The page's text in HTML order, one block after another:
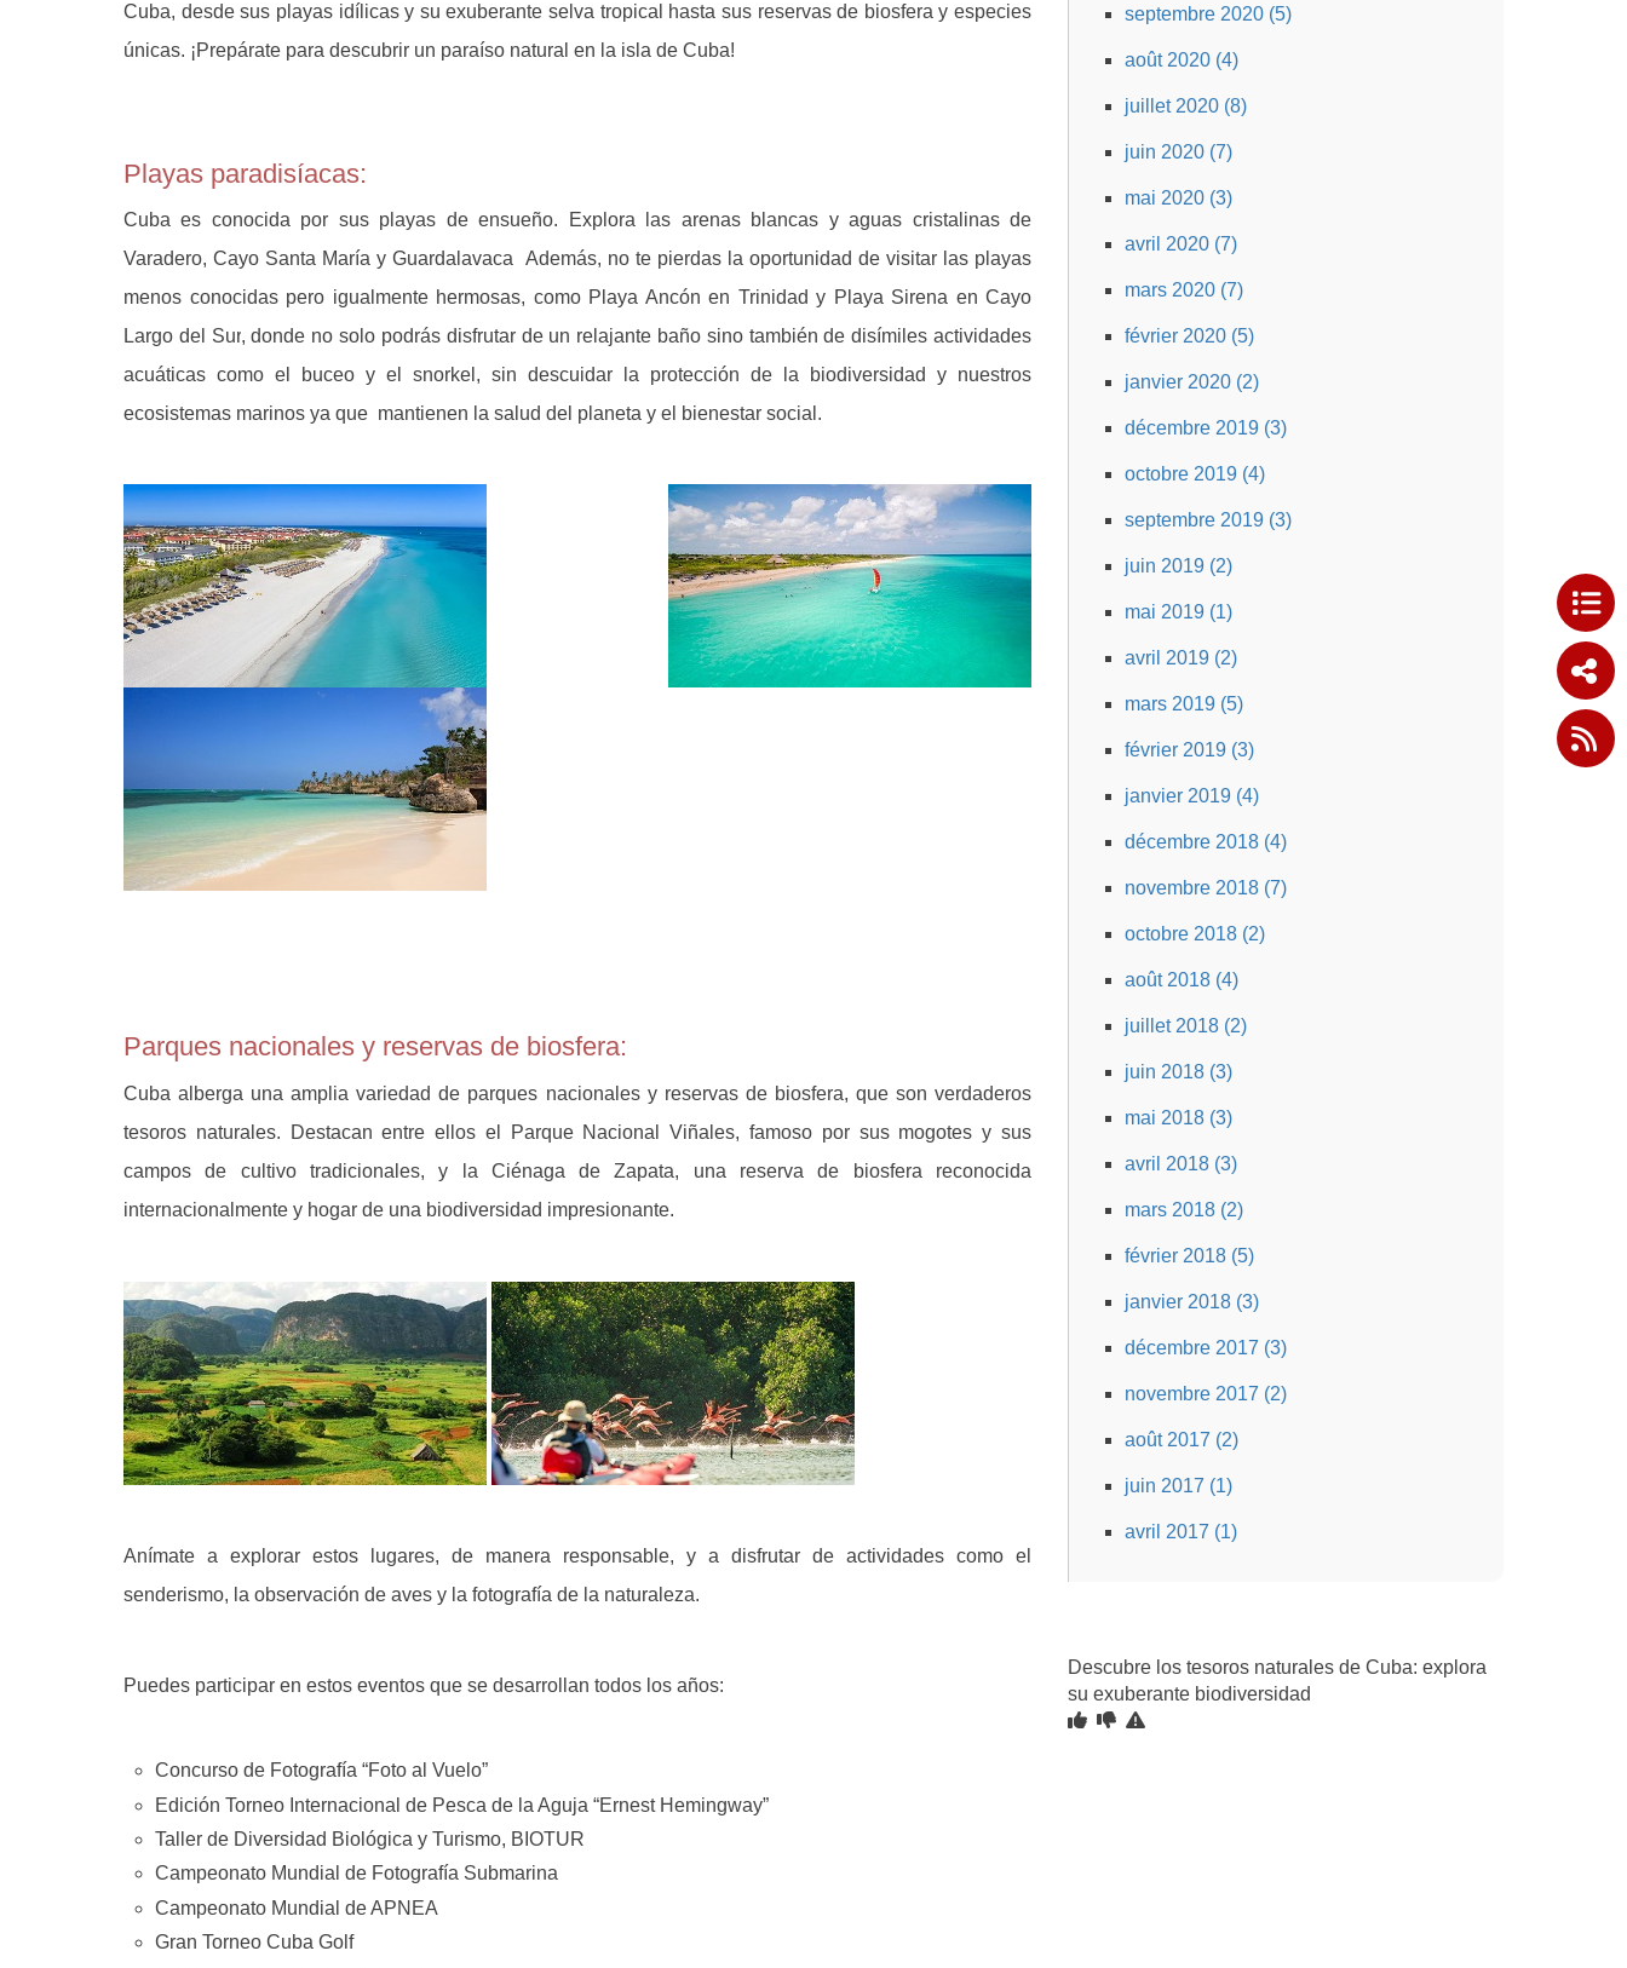
septembre 2020 (5)
août 2020 (4)
juillet 2020 (8)
juin 2020 (7)
mai 2020 (3)
avril 2020 (7)
mars 2020 (7)
février 2020 (5)
janvier 2020 (2)
décembre 2019 (3)
octobre 2019 (4)
septembre 2019 (3)
juin 2019 (2)
mai 2019 (1)
avril 2019 (2)
mars 2019 (5)
février 2019 (3)
janvier 2019 (4)
décembre 2018 (4)
novembre 2018 (7)
octobre 2018 (2)
août 2018 (4)
juillet 2018 (2)
juin 2018 (3)
mai 2018 (3)
avril 2018 (3)
mars 2018 (2)
février 2018 (5)
janvier 2018 (3)
décembre 2017 (3)
novembre 2017 (2)
août 2017 (2)
juin 2017 (1)
avril 2017 (1)
Descubre los tesoros naturales de Cuba: explora
su exuberante biodiversidad
Cuba, desde sus playas idílicas y su exuberante selva tropical hasta sus reservas de biosfera y especies
únicas. ¡Prepárate para descubrir un paraíso natural en la isla de Cuba!
Playas paradisíacas:
Cuba es conocida por sus playas de ensueño. Explora las arenas blancas y aguas cristalinas de
Varadero, Cayo Santa María y Guardalavaca
Además, no te pierdas la oportunidad de visitar las playas
menos conocidas pero igualmente hermosas, como Playa Ancón en Trinidad y Playa Sirena en Cayo
Largo del Sur, donde no solo podrás disfrutar de un relajante baño sino también de disímiles actividades
acuáticas como el buceo y el snorkel, sin descuidar la protección de la biodiversidad y nuestros
ecosistemas marinos ya que mantienen la salud del planeta y el bienestar social.
Parques nacionales y reservas de biosfera:
Cuba alberga una amplia variedad de parques nacionales y reservas de biosfera, que son verdaderos
tesoros naturales. Destacan entre ellos el Parque Nacional Viñales, famoso por sus mogotes y sus
campos de cultivo tradicionales, y la Ciénaga de Zapata, una reserva de biosfera reconocida
internacionalmente y hogar de una biodiversidad impresionante.
Anímate a explorar estos lugares, de manera responsable, y a disfrutar de actividades como el
senderismo, la observación de aves y la fotografía de la naturaleza.
Puedes participar en estos eventos que se desarrollan todos los años:
Concurso de Fotografía “Foto al Vuelo”
Edición Torneo Internacional de Pesca de la Aguja “Ernest Hemingway”
Taller de Diversidad Biológica y Turismo, BIOTUR
Campeonato Mundial de Fotografía Submarina
Campeonato Mundial de APNEA
Gran Torneo Cuba Golf